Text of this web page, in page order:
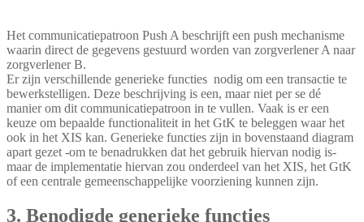
Het communicatiepatroon Push A beschrijft een push mechanisme
waarin direct de gegevens gestuurd worden van zorgverlener A naar
zorgverlener B.
Er zijn verschillende generieke functies nodig om een transactie te
bewerkstelligen. Deze beschrijving is een, maar niet per se dé
manier om dit communicatiepatroon in te vullen. Vaak is er een
keuze om bepaalde functionaliteit in het GtK te beleggen waar het
ook in het XIS kan. Generieke functies zijn in bovenstaand diagram
apart gezet -om te benadrukken dat het gebruik hiervan nodig is-
maar de implementatie hiervan zou onderdeel van het XIS, het GtK
of een centrale gemeenschappelijke voorziening kunnen zijn.
3. Benodigde generieke functies